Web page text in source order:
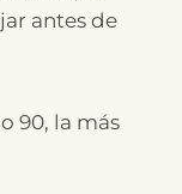
antes de
90, la más